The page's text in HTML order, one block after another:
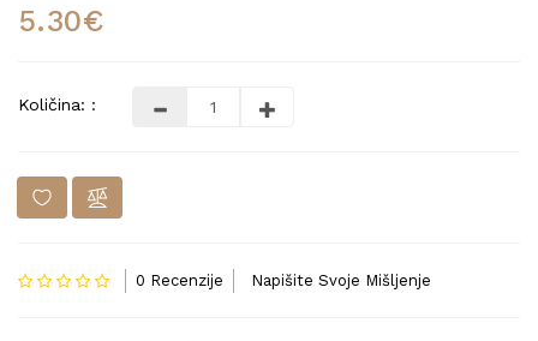
5.30€
Količina: :
0 Recenzije Napišite Svoje Mišljenje